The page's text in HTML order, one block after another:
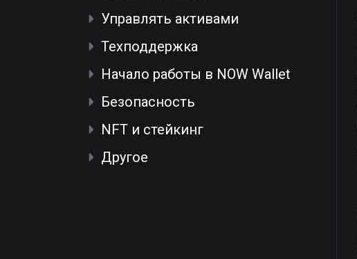
Управлять активами
Техподдержка
Начало работы в NOW Wallet
Безопасность
NFT и стейкинг
Другое